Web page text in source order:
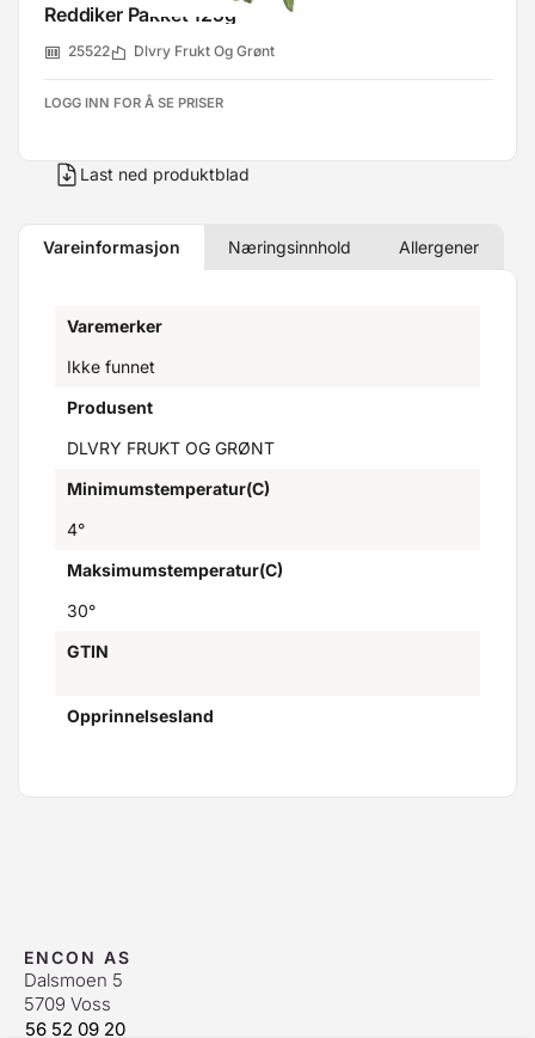
Reddiker Pakket 125g
25522 Dlvry Frukt Og Grønt
LOGG INN FOR Å SE PRISER
Last ned produktblad
Vareinformasjon Næringsinnhold Allergener
Varemerker
Ikke funnet
Produsent
DLVRY FRUKT OG GRØNT
Minimumstemperatur(C)
4°
Maksimumstemperatur(C)
30°
GTIN
Opprinnelsesland
ENCON AS
Dalsmoen 5
5709 Voss
56 52 09 20